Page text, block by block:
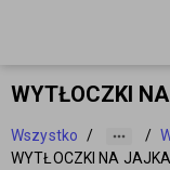
WYTŁOCZKI
Wszystko / /
WYTŁOCZKI NA